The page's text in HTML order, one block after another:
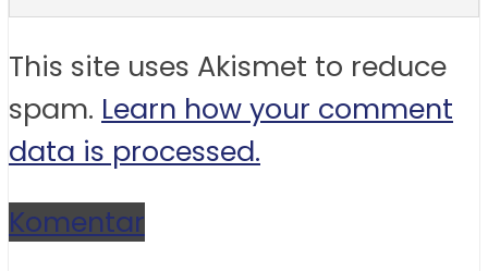
This site uses Akismet to reduce
spam. Learn how your comment
data is processed.
Komentar